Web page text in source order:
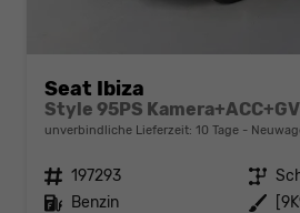
Seat Ibiza
unverbindliche Lieferzeit: 10 Tage
Fahrzeugnr. 197293 Getriebe
Kraftstoff Benzin Außenfarbe